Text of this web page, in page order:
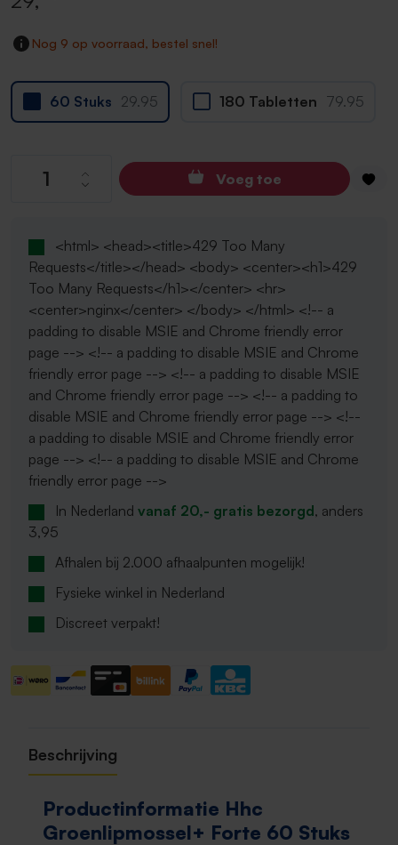
Nog 9 op voorraad, bestel snel!
60 Stuks 29.95 180 Tabletten 79.95
Producthoeveelheid: Voer de gewenste
Voeg toe
<html> <head><title>429 Too Many
Requests</title></head> <body> <center><h1>429
Too Many Requests</h1></center> <hr>
<center>nginx</center> </body> </html> <!-- a
padding to disable MSIE and Chrome friendly error
page --> <!-- a padding to disable MSIE and Chrome
friendly error page --> <!-- a padding to disable MSIE
and Chrome friendly error page --> <!-- a padding to
disable MSIE and Chrome friendly error page --> <!--
a padding to disable MSIE and Chrome friendly error
page --> <!-- a padding to disable MSIE and Chrome
friendly error page -->
In Nederland vanaf 20,- gratis bezorgd, anders
3,95
Afhalen bij 2.000 afhaalpunten mogelijk!
Fysieke winkel in Nederland
Discreet verpakt!
Beschrijving
Productinformatie Hhc
Groenlipmossel+ Forte 60 Stuks